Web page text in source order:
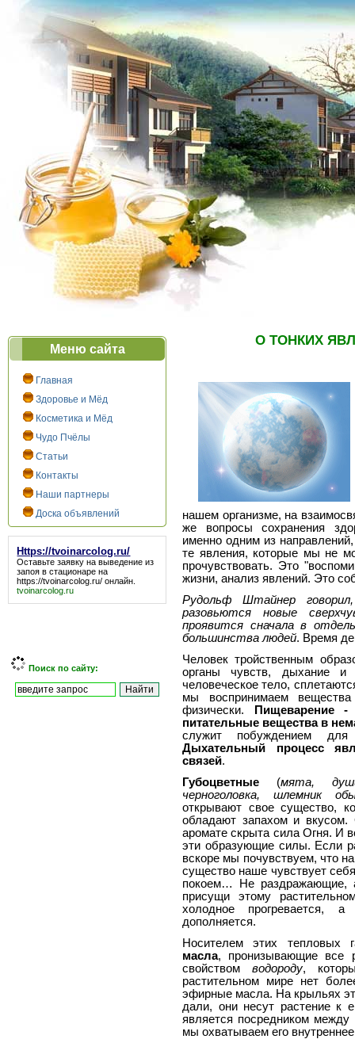
Меню сайта
Главная
Здоровье и Мёд
Косметика и Мёд
Чудо Пчёлы
Статьи
Контакты
Наши партнеры
Доска объявлений
Https://tvoinarcolog.ru/
Оставьте заявку на выведение из
запоя в стационаре на
https://tvoinarcolog.ru/ онлайн.
tvoinarcolog.ru
Поиск по сайту:
О ТОНКИХ
нашем организме, на
же вопросы сохранения
именно одним из
те явления, которые мы не
прочувствовать. Это
жизни, анализ явлений. Это
Рудольф Штайнер
разовьются новые
проявится сначала в
большинства людей. Время
Человек тройственным
органы чувств, дыхание
человеческое тело,
мы воспринимаем
физически.
Пищеварение -
питательные вещества в
служит побуждением для
Дыхательный процесс
связей.
Губоцветные (мята,
черноголовка, шлемник
открывают свое существо,
обладают запахом и
аромате скрыта сила Огня. И
эти образующие силы. Если
вскоре мы почувствуем, что
существо наше чувствует
покоем… Не раздражающие,
присущи этому
холодное прогревается,
дополняется.
Носителем этих тепловых
масла, пронизывающие все
свойством водороду,
растительном мире нет
эфирные масла. На крыльях
дали, они несут растение к
является посредником
мы охватываем его